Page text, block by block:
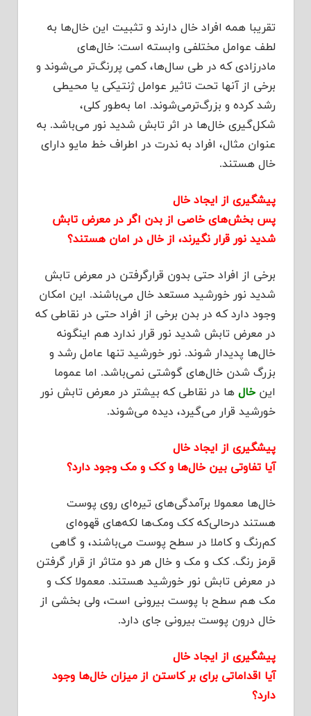
تقریبا همه افراد خال دارند و تثبیت این خال‌ها به
لطف عوامل مختلفی وابسته است: خال‌های
مادرزادی که در طی سال‌ها، کمی پررنگ‌تر می‌شوند و
برخی از آنها تحت تاثیر عوامل ژنتیکی یا محیطی
رشد کرده و بزرگ‌ترمی‌شوند. اما به‌طور کلی،
شکل‌گیری خال‌ها در اثر تابش شدید نور می‌باشد. به
عنوان مثال، افراد به ندرت در اطراف خط مایو دارای
خال هستند.
پیشگیری از ایجاد خال
پس بخش‌های خاصی از بدن اگر در معرض تابش
شدید نور قرار نگیرند، از خال در امان هستند؟
برخی از افراد حتی بدون قرارگرفتن در معرض تابش
شدید نور خورشید مستعد خال‌ می‌باشند. این امکان
وجود دارد که در بدن برخی از افراد حتی در نقاطی که
در معرض تابش شدید نور قرار ندارد هم اینگونه
خال‌ها پدیدار شوند. نور خورشید تنها عامل رشد و
بزرگ شدن خال‌های گوشتی نمی‌باشد. اما عموما
این خال‌ ها در نقاطی که بیشتر در معرض تابش نور
خورشید قرار می‌گیرد، دیده می‌شوند.
پیشگیری از ایجاد خال
آیا تفاوتی بین خال‌ها و کک و مک وجود دارد؟
خال‌ها معمولا برآمدگی‌های تیره‌ای‌ روی پوست
هستند درحالی‌که کک ومک‌ها لکه‌های قهوه‌ای
کم‌رنگ و کاملا در سطح پوست می‌باشند، و گاهی
قرمز رنگ. کک و مک و خال هر دو متاثر از قرار گرفتن
در معرض تابش نور خورشید هستند. معمولا کک و
مک‌ هم سطح با پوست بیرونی است، ولی بخشی از
خال‌ درون پوست بیرونی جای دارد.
پیشگیری از ایجاد خال
آیا اقداماتی برای بر کاستن از میزان خال‌ها وجود
دارد؟